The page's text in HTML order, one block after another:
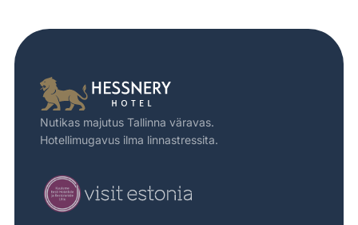
Nutikas majutus Tallinna väravas.
Hotellimugavus ilma linnastressita.